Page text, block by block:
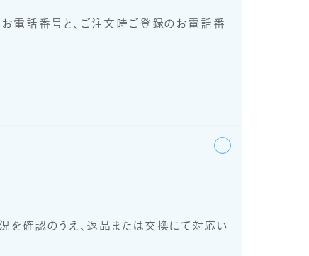
電話番号と、ご注文時ご登録のお電話番
を確認のうえ、返品または交換にて対応い